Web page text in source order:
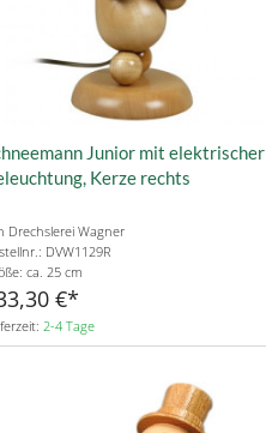
Junior mit elektrischer
Kerze rechts
Drechslerei Wagner
DVW1129R
ca. 25 cm
€
2-4 Tage